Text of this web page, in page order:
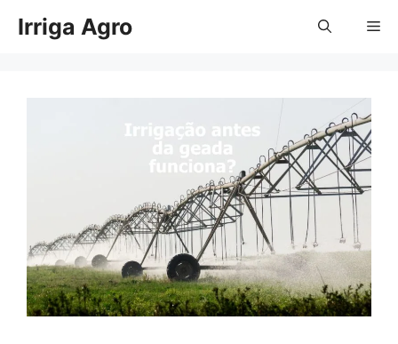
paraIrriga Agro